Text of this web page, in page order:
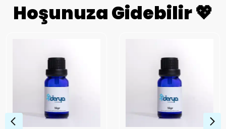
Hoşunuza Gidebilir 💖